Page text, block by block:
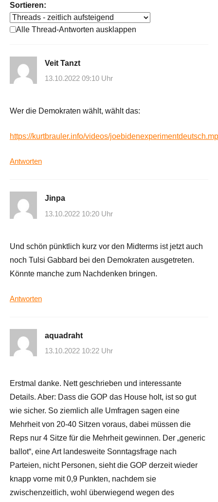
Sortieren:
Alle Thread-Antworten ausklappen
Veit Tanzt
13.10.2022 09:10 Uhr
Wer die Demokraten wählt, wählt das:
https://kurtbrauler.info/videos/
Antworten
Jinpa
13.10.2022 10:20 Uhr
Und schön pünktlich kurz vor den Midterms ist jetzt auch
noch Tulsi Gabbard bei den Demokraten ausgetreten.
Könnte manche zum Nachdenken bringen.
Antworten
aquadraht
13.10.2022 10:22 Uhr
Erstmal danke. Nett geschrieben und interessante
Details. Aber: Dass die GOP das House holt, ist so gut
wie sicher. So ziemlich alle Umfragen sagen eine
Mehrheit von 20-40 Sitzen voraus, dabei müssen die
Reps nur 4 Sitze für die Mehrheit gewinnen. Der „generic
ballot“, eine Art landesweite Sonntagsfrage nach
Parteien, nicht Personen, sieht die GOP derzeit wieder
knapp vorne mit 0,9 Punkten, nachdem sie
zwischenzeitlich, wohl überwiegend wegen des